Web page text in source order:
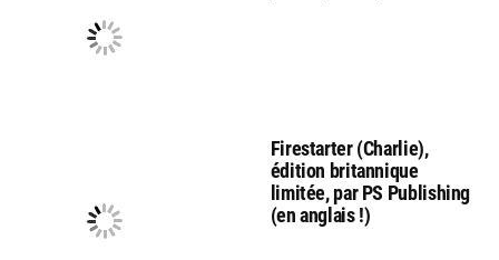
Firestarter (Charlie),
édition britannique
limitée, par PS Publishing
(en anglais !)